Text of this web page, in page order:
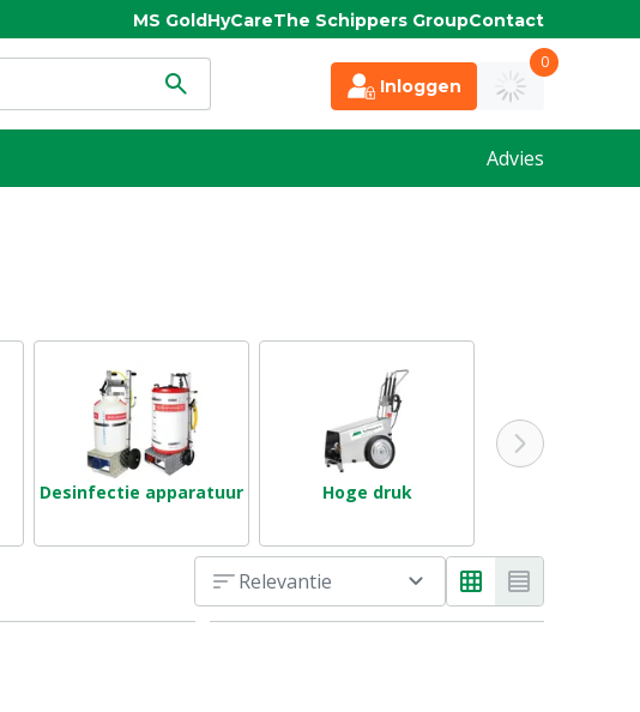
MS GoldHyCareThe Schippers GroupContact
Inloggen
0
Advies
Desinfectie apparatuur Hoge druk
Relevantie